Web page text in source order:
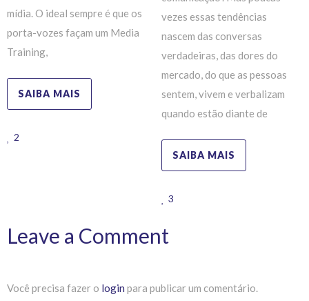
mídia. O ideal sempre é que os
porta-vozes façam um Media
Training,
SAIBA MAIS
2
vezes essas tendências
nascem das conversas
verdadeiras, das dores do
mercado, do que as pessoas
sentem, vivem e verbalizam
quando estão diante de
SAIBA MAIS
3
Leave a Comment
Você precisa fazer o login para publicar um comentário.